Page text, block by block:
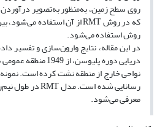
روی سطح زمین، به‌منظور به‌تصویر
روش استفاده می‌شود.
دریایی دوره
نواحی خارج از منطقه نشت کرده است.
معرفی می‌شود.